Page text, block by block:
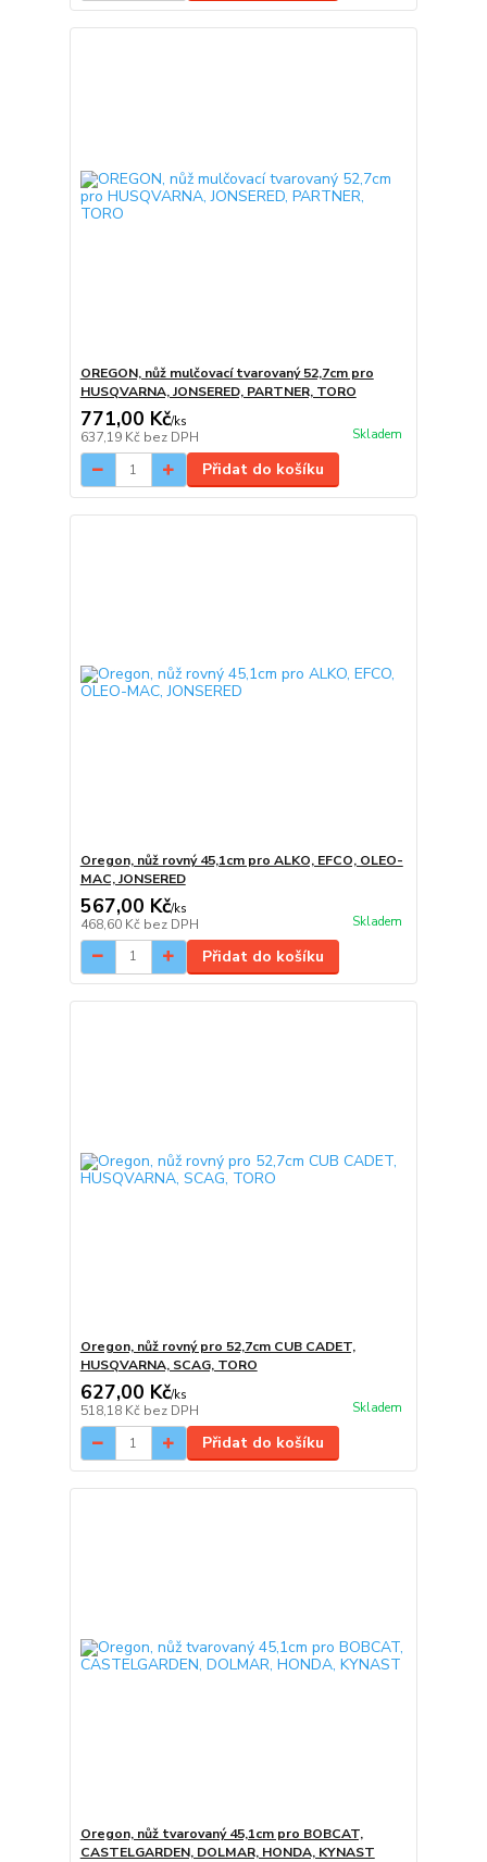
OREGON, nůž mulčovací tvarovaný 52,7cm pro
HUSQVARNA, JONSERED, PARTNER, TORO
771,00 Kč/ks
637,19 Kč bez DPH Skladem
Přidat do košíku
Oregon, nůž rovný 45,1cm pro ALKO, EFCO, OLEO-
MAC, JONSERED
567,00 Kč/ks
468,60 Kč bez DPH Skladem
Přidat do košíku
Oregon, nůž rovný pro 52,7cm CUB CADET,
HUSQVARNA, SCAG, TORO
627,00 Kč/ks
518,18 Kč bez DPH Skladem
Přidat do košíku
Oregon, nůž tvarovaný 45,1cm pro BOBCAT,
CASTELGARDEN, DOLMAR, HONDA, KYNAST